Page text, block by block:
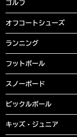
ゴルフ
オフコートシューズ
ランニング
フットボール
スノーボード
ピックルボール
キッズ・ジュニア